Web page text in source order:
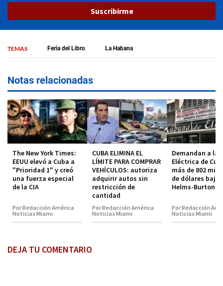
Suscribirme
TEMAS Feria del Libro La Habana
Notas relacionadas
The New York Times:
EEUU elevó a Cuba a
"Prioridad 1" y creó
una fuerza especial
de la CIA
Por Redacción América
Noticias Miami
CUBA ELIMINA EL
LÍMITE PARA COMPRAR
VEHÍCULOS: autoriza
adquirir autos sin
restricción de
cantidad
Por Redacción América
Noticias Miami
Demandan a la
Eléctrica de
más de 802
de dólares bajo
Helms-Burton
Por Redacción
Noticias Miami
DEJA TU COMENTARIO